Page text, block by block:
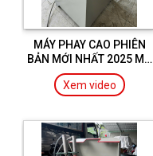
MÁY PHAY CAO PHIÊN
BẢN MỚI NHẤT 2025 MÔ
TƠ 3KM TẶNG KÈM 2 LƯỠI
XINGFA CÁNH VÀ KHUNG
Xem video